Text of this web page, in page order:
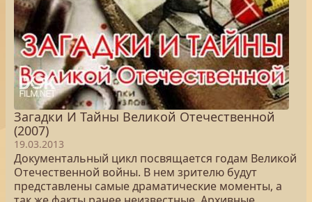
Загадки И Тайны Великой Отечественной
(2007)
19.03.2013
Документальный цикл посвящается годам Великой
Отечественной войны. В нем зрителю будут
представлены самые драматические моменты, а